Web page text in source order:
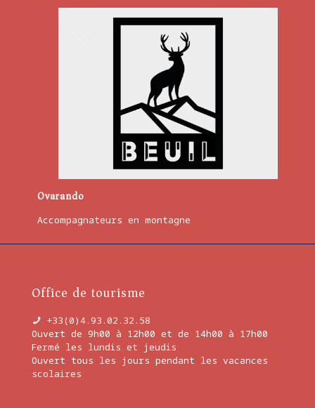
Ovarando
Accompagnateurs en montagne
Office de tourisme
+33(0)4.93.02.32.58
Ouvert de 9h00 à 12h00 et de 14h00 à 17h00
Fermé les lundis et jeudis
Ouvert tous les jours pendant les vacances
scolaires